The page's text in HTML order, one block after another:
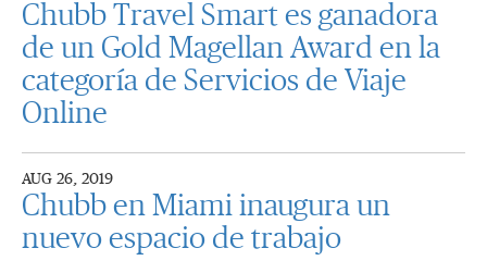
Chubb Travel Smart es ganadora
de un Gold Magellan Award en la
categoría de Servicios de Viaje
Online
AUG 26, 2019
Chubb en Miami inaugura un
nuevo espacio de trabajo